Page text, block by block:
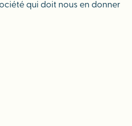
qui doit nous en donner